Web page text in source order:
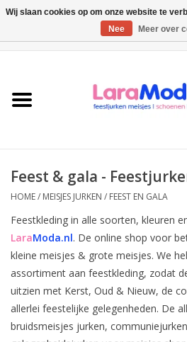
collecties
Bolero meisje
Accessoires
Private Shopping
Feest & gala -
HOME/ MEISJES JURKEN / FEEST EN GALA
Feestkleding in alle soorten, kleuren
LaraModa.nl. De online shop voor
kleine meisjes & grote meisjes. We
assortiment aan feestkleding, zodat
uitzien met Kerst, Oud & Nieuw, de
allerlei feestelijke gelegenheden. De
bruidsmeisjes jurken,
Wij slaan cookies op om onze website te
Nee
Meer over